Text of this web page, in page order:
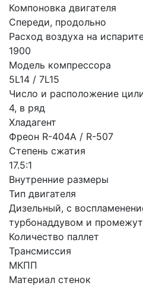
Компоновка двигателя
Спереди, продольно
Расход воздуха на
1900
Модель компрессора
5L14 / 7L15
Число и расположение
4, в ряд
Хладагент
Фреон R-404А / R-507
Степень сжатия
17.5:1
Внутренние размеры
Тип двигателя
Дизельный, с
турбонаддувом и
Количество паллет
Трансмиссия
МКПП
Материал стенок